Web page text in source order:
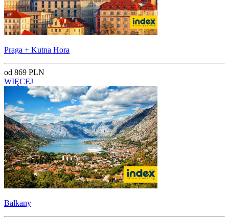
Praga + Kutna Hora
od 869 PLN
WIĘCEJ
Bałkany